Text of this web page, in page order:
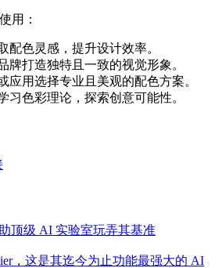
用：
配色灵感，提升设计效率。
牌打造独特且一致的视觉形象。
应用选择专业且美观的配色方案。
习色彩理论，探索创意可能性。
顶级 AI 实验室玩弄其基准
，这是其迄今为止功能最强大的 AI